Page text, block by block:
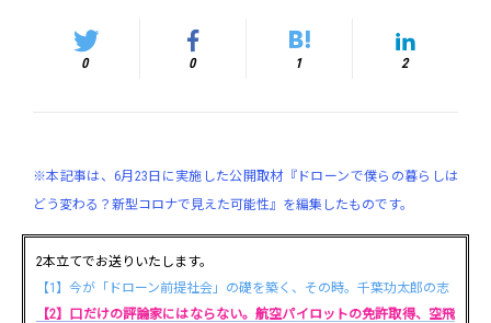
0 0 1 2
※本記事は、6月23日に実施した公開取材『ドローンで僕らの暮らしは
どう変わる？新型コロナで見えた可能性』を編集したものです。
2本立てでお送りいたします。
【1】今が「ドローン前提社会」の礎を築く、その時。千葉功太郎の志
【2】口だけの評論家にはならない。航空パイロットの免許取得、空飛